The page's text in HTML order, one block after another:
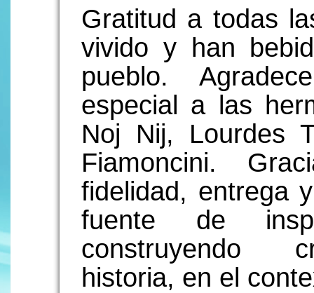
Gratitud a todas
vivido y han
pueblo.
especial a las
Noj Nij, Lourdes
Fiamoncini.
fidelidad, entrega
fuente de
construyendo
historia, en el